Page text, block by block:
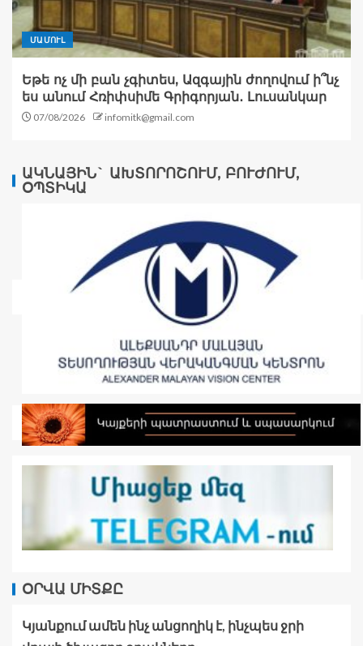
ՄԱՄՈՒԼ
Եթե ոչ մի բան չգիտես, Ազգային ժողովում ի՞նչ
ես անում Հռիփսիմե Գրիգորյան․ Լուսանկար
07/08/2026 infomitk@gmail.com
ԱԿՆԱՅԻՆ` ԱԽՏՈՐՈՇՈՒՄ, ԲՈՒԺՈՒՄ,
ՕՊՏԻԿԱ
ՕՐՎԱ ՄԻՏՔԸ
Կյանքում ամեն ինչ անցողիկ է, ինչպես ջրի